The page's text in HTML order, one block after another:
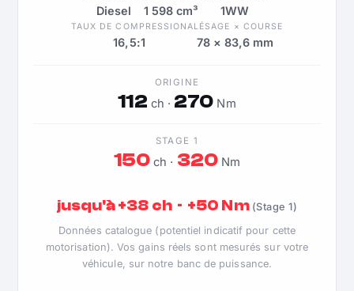
Diesel 1 598 cm³ 1WW
TAUX DE COMPRESSION
16,5:1
ALÉSAGE × COURSE
78 × 83,6 mm
ORIGINE
112 ch · 270 Nm
STAGE 1
150 ch · 320Nm
jusqu'à +38 ch · +50 Nm (Stage 1)
Données catalogue (potentiel indicatif pour cette
motorisation). Vos gains réels sont mesurés sur votre
véhicule, sur notre banc de puissance.